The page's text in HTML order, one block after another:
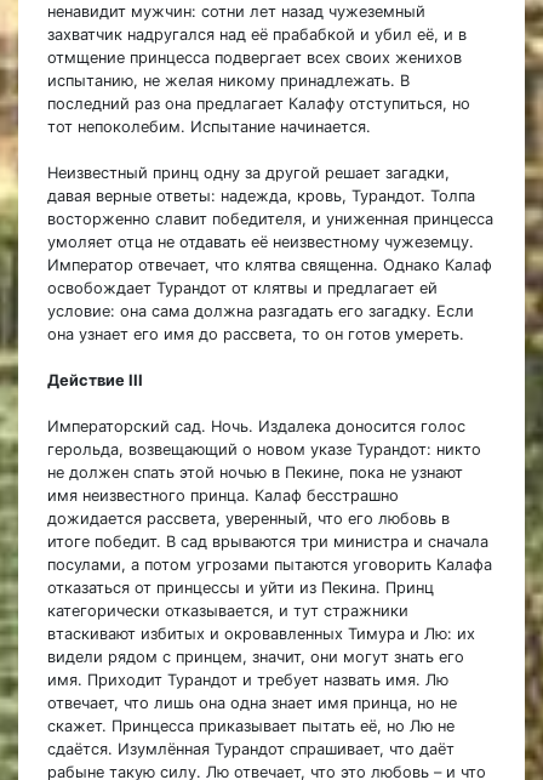
ненавидит мужчин: сотни лет назад чужеземный
захватчик надругался над её прабабкой и убил её, и в
отмщение принцесса подвергает всех своих женихов
испытанию, не желая никому принадлежать. В
последний раз она предлагает Калафу отступиться, но
тот непоколебим. Испытание начинается.
Неизвестный принц одну за другой решает загадки,
давая верные ответы: надежда, кровь, Турандот. Толпа
восторженно славит победителя, и униженная принцесса
умоляет отца не отдавать её неизвестному чужеземцу.
Император отвечает, что клятва священна. Однако Калаф
освобождает Турандот от клятвы и предлагает ей
условие: она сама должна разгадать его загадку. Если
она узнает его имя до рассвета, то он готов умереть.
Действие III
Императорский сад. Ночь. Издалека доносится голос
герольда, возвещающий о новом указе Турандот: никто
не должен спать этой ночью в Пекине, пока не узнают
имя неизвестного принца. Калаф бесстрашно
дожидается рассвета, уверенный, что его любовь в
итоге победит. В сад врываются три министра и сначала
посулами, а потом угрозами пытаются уговорить Калафа
отказаться от принцессы и уйти из Пекина. Принц
категорически отказывается, и тут стражники
втаскивают избитых и окровавленных Тимура и Лю: их
видели рядом с принцем, значит, они могут знать его
имя. Приходит Турандот и требует назвать имя. Лю
отвечает, что лишь она одна знает имя принца, но не
скажет. Принцесса приказывает пытать её, но Лю не
сдаётся. Изумлённая Турандот спрашивает, что даёт
рабыне такую силу. Лю отвечает, что это любовь – и что